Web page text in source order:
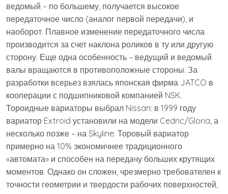
ведомый – по большему, получается высокое
передаточное число (аналог первой передачи), и
наоборот. Плавное изменение передаточного числа
производится за счет наклона роликов в ту или другую
сторону. Еще одна особенность – ведущий и ведомый
валы вращаются в противоположные стороны. За
разработки всерьез взялась японская фирма JATCO в
кооперации с подшипниковой компанией NSK.
Тороидные вариаторы выбрал Nissan: в 1999 году
вариатор Extroid установили на модели Cedric/Gloria, а
несколько позже – на Skyline. Торовый вариатор
примерно на 10% экономичнее традиционного
«автомата» и способен на передачу больших крутящих
моментов. Однако он сложен, чрезмерно требователен к
точности геометрии и твердости рабочих поверхностей,